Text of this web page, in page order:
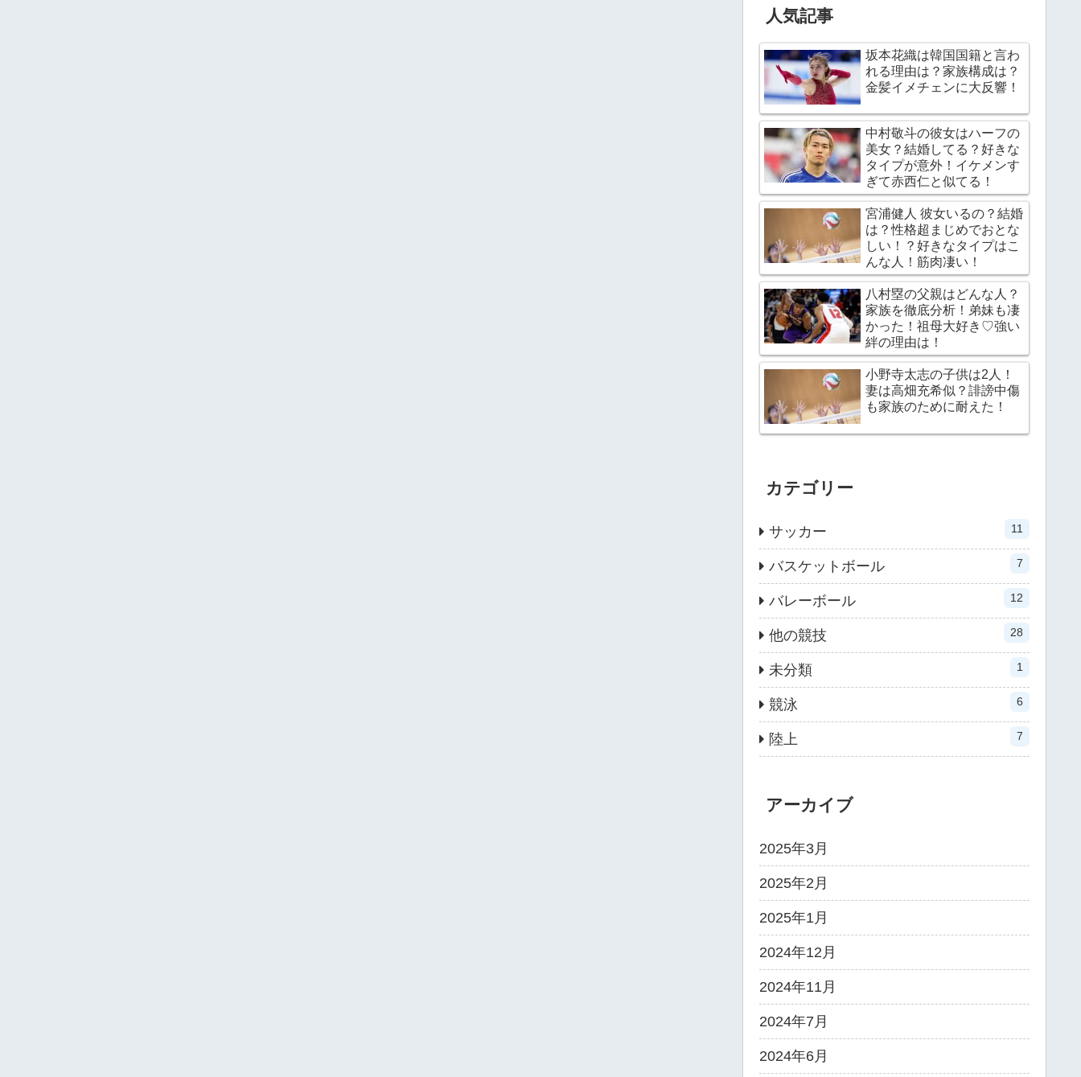
人気記事
坂本花織は韓国国籍と言わ
れる理由は？家族構成は？
金髪イメチェンに大反響！
中村敬斗の彼女はハーフの
美女？結婚してる？好きな
タイプが意外！イケメンす
ぎて赤西仁と似てる！
宮浦健人 彼女いるの？結婚
は？性格超まじめでおとな
しい！？好きなタイプはこ
んな人！筋肉凄い！
八村塁の父親はどんな人？
家族を徹底分析！弟妹も凄
かった！祖母大好き♡強い
絆の理由は！
小野寺太志の子供は2人！
妻は高畑充希似？誹謗中傷
も家族のために耐えた！
カテゴリー
サッカー 11
バスケットボール 7
バレーボール 12
他の競技 28
未分類 1
競泳 6
陸上 7
アーカイブ
2025年3月
2025年2月
2025年1月
2024年12月
2024年11月
2024年7月
2024年6月